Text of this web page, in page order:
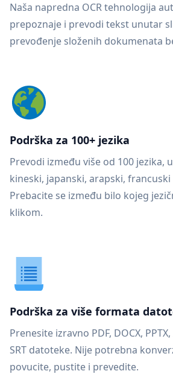
Naša napredna OCR tehnologija
prepoznaje i prevodi tekst unutar
prevođenje složenih dokumenata
Podrška za 100+ jezika
Prevodi između više od 100 jezika,
kineski, japanski, arapski, francuski
Prebacite se između bilo kojeg
klikom.
Podrška za više formata
Prenesite izravno PDF, DOCX, PPTX,
SRT datoteke. Nije potrebna
povucite, pustite i prevedite.